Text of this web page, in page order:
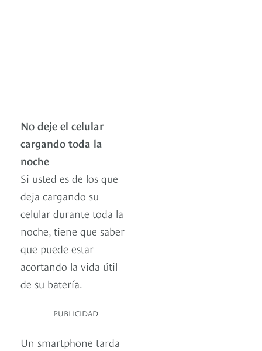
No deje el celular
cargando toda la
noche
Si usted es de los que
deja cargando su
celular durante toda la
noche, tiene que saber
que puede estar
acortando la vida útil
de su batería.
PUBLICIDAD
Un smartphone tarda